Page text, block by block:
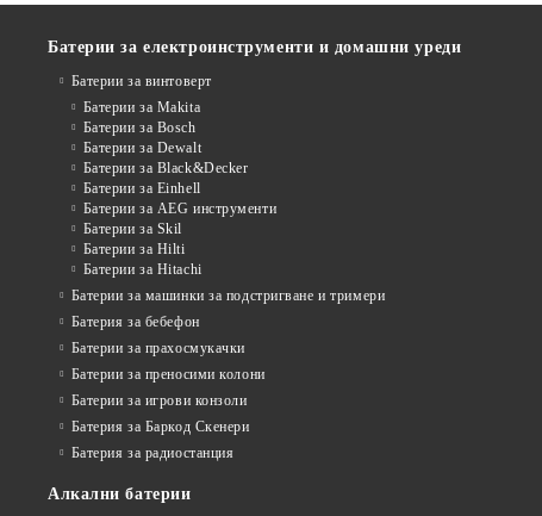
Батерии за електроинструменти и домашни уреди
Батерии за винтоверт
Батерии за Makita
Батерии за Bosch
Батерии за Dewalt
Батерии за Black&Decker
Батерии за Einhell
Батерии за AEG инструменти
Батерии за Skil
Батерии за Hilti
Батерии за Hitachi
Батерии за машинки за подстригване и тримери
Батерия за бебефон
Батерии за прахосмукачки
Батерии за преносими колони
Батерии за игрови конзоли
Батерия за Баркод Скенери
Батерия за радиостанция
Алкални батерии